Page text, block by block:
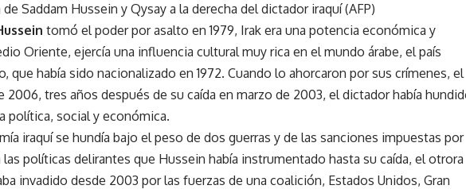
de Saddam Hussein y Qysay a la derecha del dictador iraquí (AFP)
tomó el poder por asalto en 1979, Irak era una potencia económica y
Oriente, ejercía una influencia cultural muy rica en el mundo árabe, el país
que había sido nacionalizado en 1972. Cuando lo ahorcaron por sus crímenes, el
2006, tres años después de su caída en marzo de 2003, el dictador había
política, social y económica.
iraquí se hundía bajo el peso de dos guerras y de las sanciones impuestas por
las políticas delirantes que Hussein había instrumentado hasta su caída, el otrora
invadido desde 2003 por las fuerzas de una coalición, Estados Unidos, Gran